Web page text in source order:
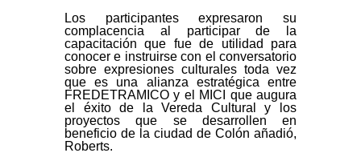
Los participantes expresaron su
complacencia al participar de la
capacitación que fue de utilidad para
conocer e instruirse con el conversatorio
sobre expresiones culturales toda vez
que es una alianza estratégica entre
FREDETRAMICO y el MICI que augura
el éxito de la Vereda Cultural y los
proyectos que se desarrollen en
beneficio de la ciudad de Colón añadió,
Roberts.